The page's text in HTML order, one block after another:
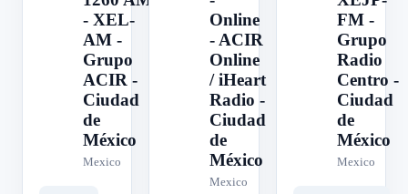
- XEL-
AM -
Grupo
ACIR -
Ciudad
de
México
Mexico
Online
- ACIR
Online
/ iHeart
Radio -
Ciudad
de
México
Mexico
FM -
Grupo
Radio
Centro -
Ciudad
de
México
Mexico